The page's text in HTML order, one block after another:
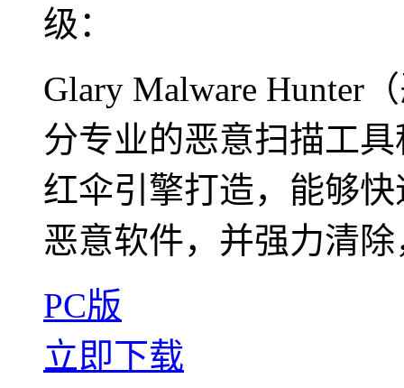
级：
Glary Malware Hunter
分专业的恶意扫描工
红伞引擎打造，能够
恶意软件，并强力清
PC版
立即下载